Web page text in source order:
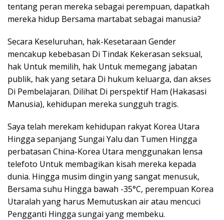
tentang peran mereka sebagai perempuan, dapatkah
mereka hidup Bersama martabat sebagai manusia?
Secara Keseluruhan, hak-Kesetaraan Gender
mencakup kebebasan Di Tindak Kekerasan seksual,
hak Untuk memilih, hak Untuk memegang jabatan
publik, hak yang setara Di hukum keluarga, dan akses
Di Pembelajaran. Dilihat Di perspektif Ham (Hakasasi
Manusia), kehidupan mereka sungguh tragis.
Saya telah merekam kehidupan rakyat Korea Utara
Hingga sepanjang Sungai Yalu dan Tumen Hingga
perbatasan China-Korea Utara menggunakan lensa
telefoto Untuk membagikan kisah mereka kepada
dunia. Hingga musim dingin yang sangat menusuk,
Bersama suhu Hingga bawah -35°C, perempuan Korea
Utaralah yang harus Memutuskan air atau mencuci
Pengganti Hingga sungai yang membeku.